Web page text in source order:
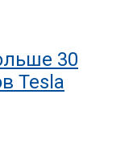
30
Tesla